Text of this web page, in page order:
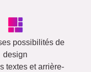
possibilités de
design
textes et arrière-